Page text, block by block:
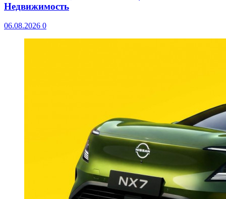
Недвижимость
06.08.2026 0